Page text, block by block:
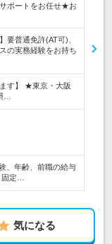
ポートをお任せ★お
要普通免許(AT可)、
の実務経験をお持ち
す】 ★東京・大阪
…
、年齢、前職の給与
定…
気になる